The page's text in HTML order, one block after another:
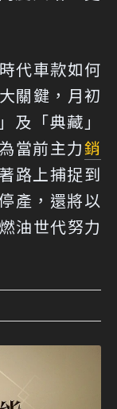
代車款如何
關鍵，月初
及「典藏」
當前主力銷
路上捕捉到
產，還將以
油世代努力